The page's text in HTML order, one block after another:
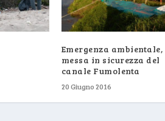
Emergenza ambientale,
messa in sicurezza del
canale Fumolenta
20 Giugno 2016